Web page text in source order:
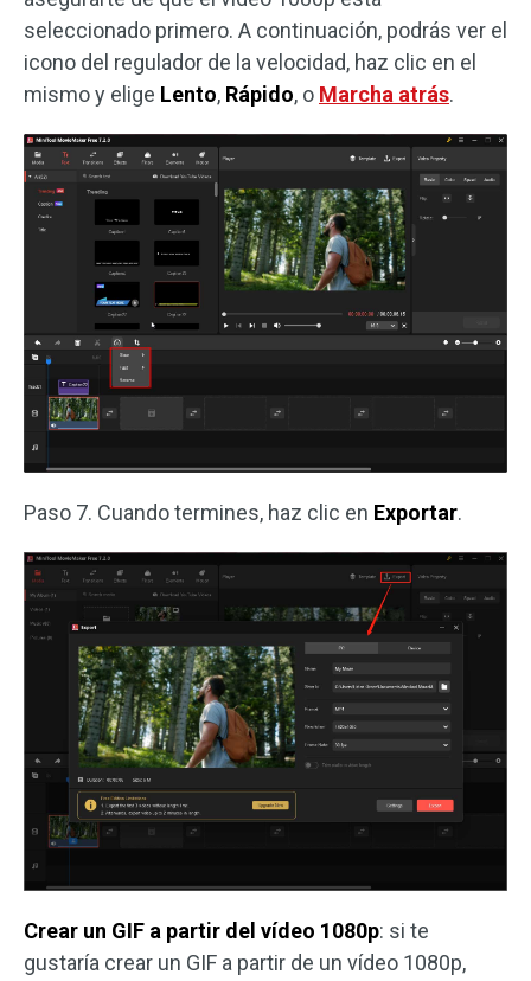
seleccionado primero. A continuación, podrás ver el
icono del regulador de la velocidad, haz clic en el
mismo y elige Lento, Rápido, o Marcha atrás.
Paso 7. Cuando termines, haz clic en Exportar.
Crear un GIF a partir del vídeo 1080p: si te
gustaría crear un GIF a partir de un vídeo 1080p,